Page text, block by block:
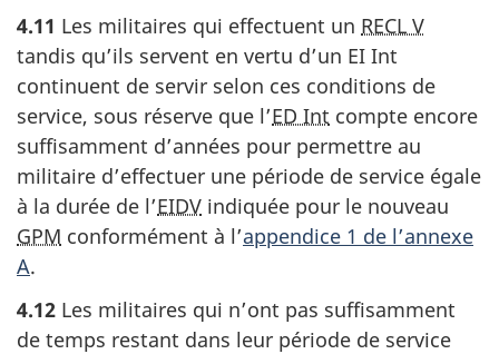
4.11 Les militaires qui effectuent un RECL V
tandis qu’ils servent en vertu d’un EI Int
continuent de servir selon ces conditions de
service, sous réserve que l’ED Int compte encore
suffisamment d’années pour permettre au
militaire d’effectuer une période de service égale
à la durée de l’EIDV indiquée pour le nouveau
GPM conformément à l’appendice 1 de l’annexe
A.
4.12 Les militaires qui n’ont pas suffisamment
de temps restant dans leur période de service